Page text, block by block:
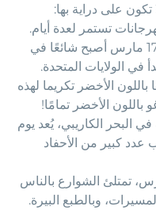
على دراية بها:
تستمر لعدة أيام.
• على الرغم من أن شرب البيرة في 17 مارس أصبح شائعًا في
في الولايات المتحدة.
الأخضر تكريما لهذه
باللون الأخضر تمامًا!
الكاريبي، يُعد يوم
كبير من الأحفاد
تمتلئ الشوارع بالناس
وبالطبع البيرة.